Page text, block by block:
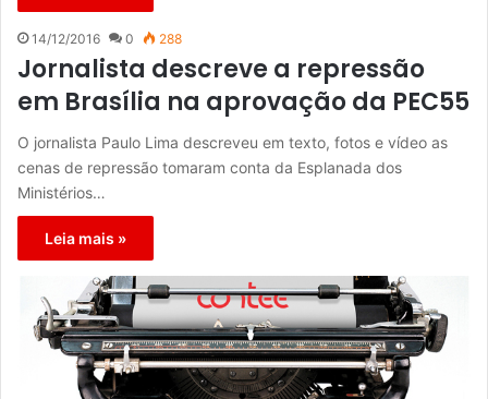
14/12/2016 0 288
Jornalista descreve a repressão
em Brasília na aprovação da PEC55
O jornalista Paulo Lima descreveu em texto, fotos e vídeo as
cenas de repressão tomaram conta da Esplanada dos
Ministérios…
Leia mais »